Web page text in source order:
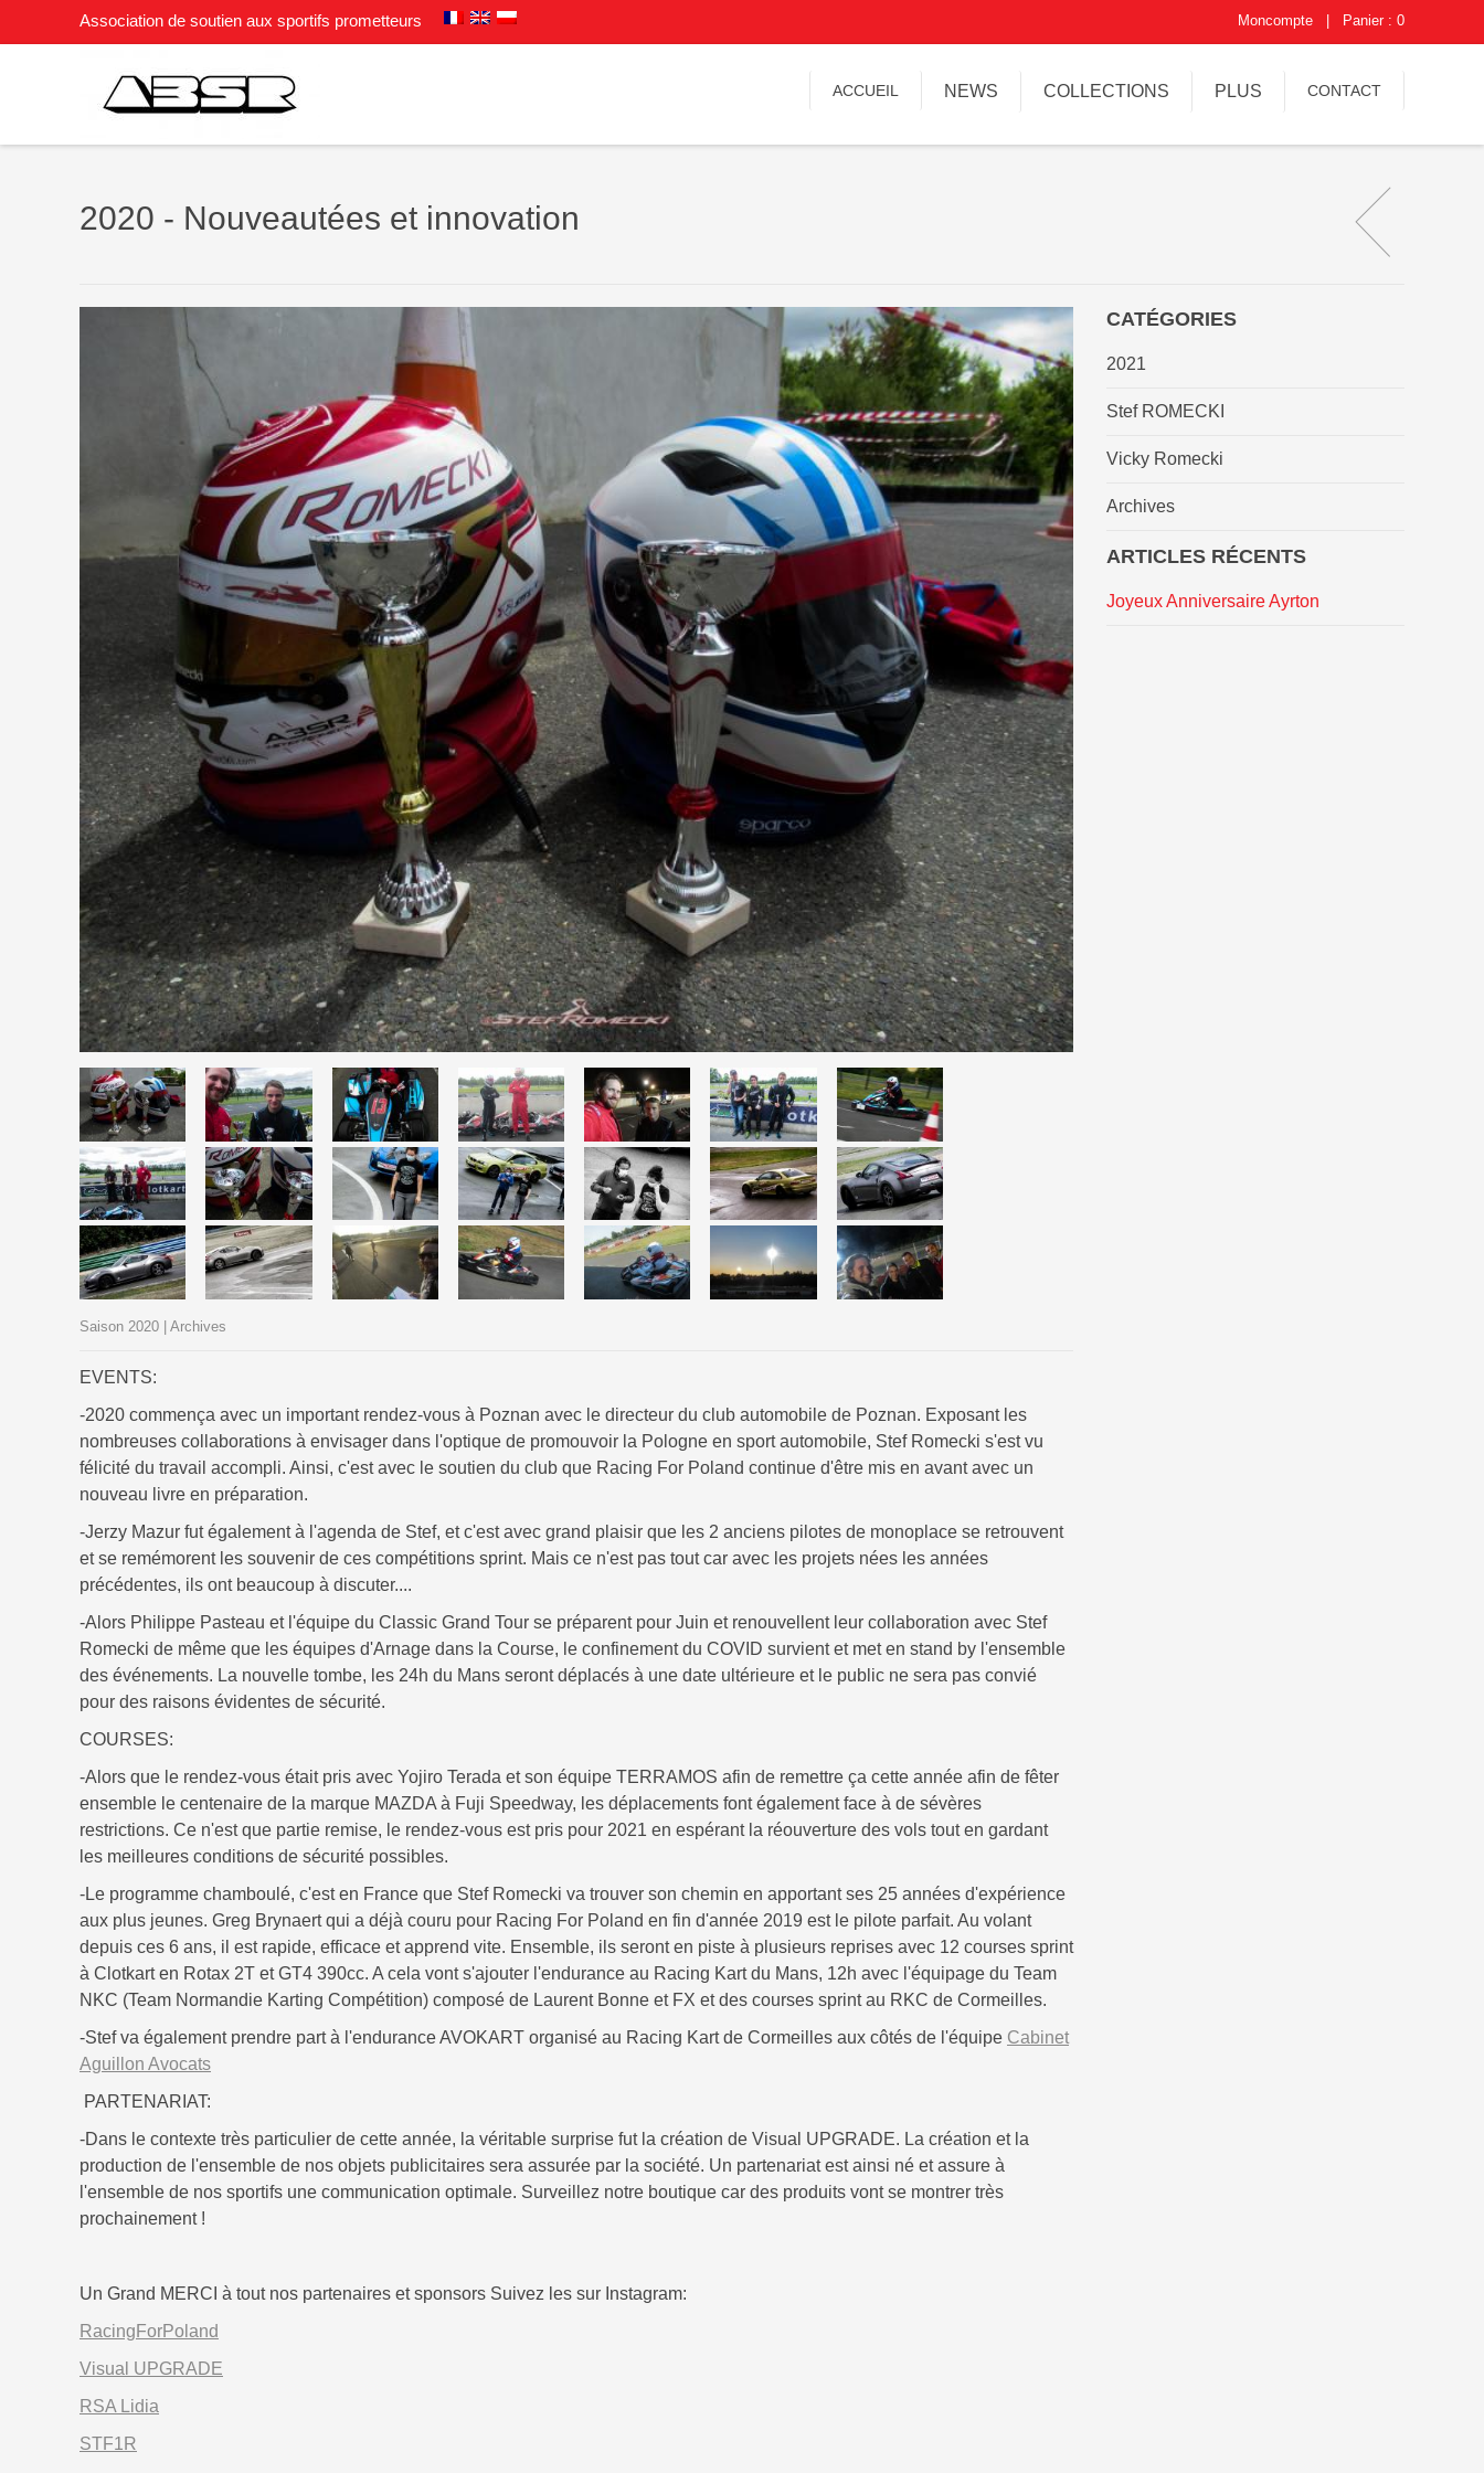
Association de soutien aux sportifs prometteurs Panier : 0
Moncompte
ACCUEIL NEWS COLLECTIONS PLUS CONTACT
2020 - Nouveautées et innovation
CATÉGORIES
2021
Stef ROMECKI
Vicky Romecki
Archives
ARTICLES RÉCENTS
Joyeux Anniversaire Ayrton
Saison 2020 | Archives
EVENTS:
-2020 commença avec un important rendez-vous à Poznan avec le directeur du club automobile de Poznan. Exposant les
nombreuses collaborations à envisager dans l'optique de promouvoir la Pologne en sport automobile, Stef Romecki s'est vu
félicité du travail accompli. Ainsi, c'est avec le soutien du club que Racing For Poland continue d'être mis en avant avec un
nouveau livre en préparation.
-Jerzy Mazur fut également à l'agenda de Stef, et c'est avec grand plaisir que les 2 anciens pilotes de monoplace se retrouvent
et se remémorent les souvenir de ces compétitions sprint. Mais ce n'est pas tout car avec les projets nées les années
précédentes, ils ont beaucoup à discuter....
-Alors Philippe Pasteau et l'équipe du Classic Grand Tour se préparent pour Juin et renouvellent leur collaboration avec Stef
Romecki de même que les équipes d'Arnage dans la Course, le confinement du COVID survient et met en stand by l'ensemble
des événements. La nouvelle tombe, les 24h du Mans seront déplacés à une date ultérieure et le public ne sera pas convié
pour des raisons évidentes de sécurité.
COURSES:
-Alors que le rendez-vous était pris avec Yojiro Terada et son équipe TERRAMOS afin de remettre ça cette année afin de fêter
ensemble le centenaire de la marque MAZDA à Fuji Speedway, les déplacements font également face à de sévères
restrictions. Ce n'est que partie remise, le rendez-vous est pris pour 2021 en espérant la réouverture des vols tout en gardant
les meilleures conditions de sécurité possibles.
-Le programme chamboulé, c'est en France que Stef Romecki va trouver son chemin en apportant ses 25 années d'expérience
aux plus jeunes. Greg Brynaert qui a déjà couru pour Racing For Poland en fin d'année 2019 est le pilote parfait. Au volant
depuis ces 6 ans, il est rapide, efficace et apprend vite. Ensemble, ils seront en piste à plusieurs reprises avec 12 courses sprint
à Clotkart en Rotax 2T et GT4 390cc. A cela vont s'ajouter l'endurance au Racing Kart du Mans, 12h avec l'équipage du Team
NKC (Team Normandie Karting Compétition) composé de Laurent Bonne et FX et des courses sprint au RKC de Cormeilles.
-Stef va également prendre part à l'endurance AVOKART organisé au Racing Kart de Cormeilles aux côtés de l'équipe Cabinet
Aguillon Avocats
PARTENARIAT:
-Dans le contexte très particulier de cette année, la véritable surprise fut la création de Visual UPGRADE. La création et la
production de l'ensemble de nos objets publicitaires sera assurée par la société. Un partenariat est ainsi né et assure à
l'ensemble de nos sportifs une communication optimale. Surveillez notre boutique car des produits vont se montrer très
prochainement !
Un Grand MERCI à tout nos partenaires et sponsors Suivez les sur Instagram:
RacingForPoland
Visual UPGRADE
RSA Lidia
STF1R